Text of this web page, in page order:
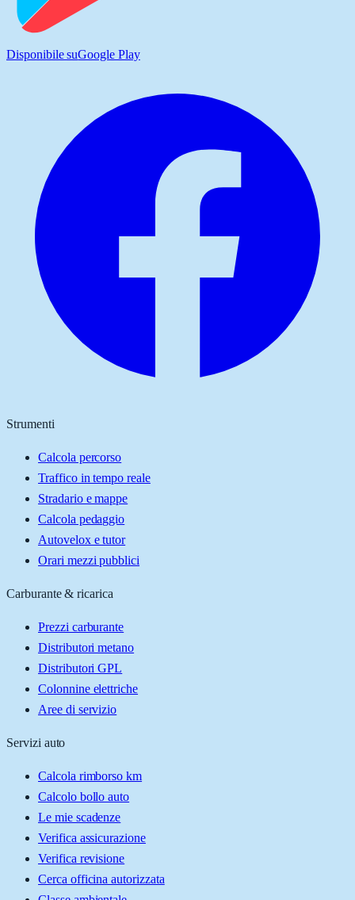
Disponibile suGoogle Play
Strumenti
Calcola percorso
Traffico in tempo reale
Stradario e mappe
Calcola pedaggio
Autovelox e tutor
Orari mezzi pubblici
Carburante & ricarica
Prezzi carburante
Distributori metano
Distributori GPL
Colonnine elettriche
Aree di servizio
Servizi auto
Calcola rimborso km
Calcolo bollo auto
Le mie scadenze
Verifica assicurazione
Verifica revisione
Cerca officina autorizzata